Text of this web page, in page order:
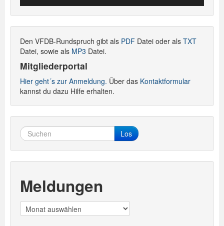
Den VFDB-Rundspruch gibt als PDF Datei oder als TXT
Datei, sowie als MP3 Datei.
Mitgliederportal
Hier geht´s zur Anmeldung. Über das Kontaktformular
kannst du dazu Hilfe erhalten.
Los
Meldungen
Meldungen